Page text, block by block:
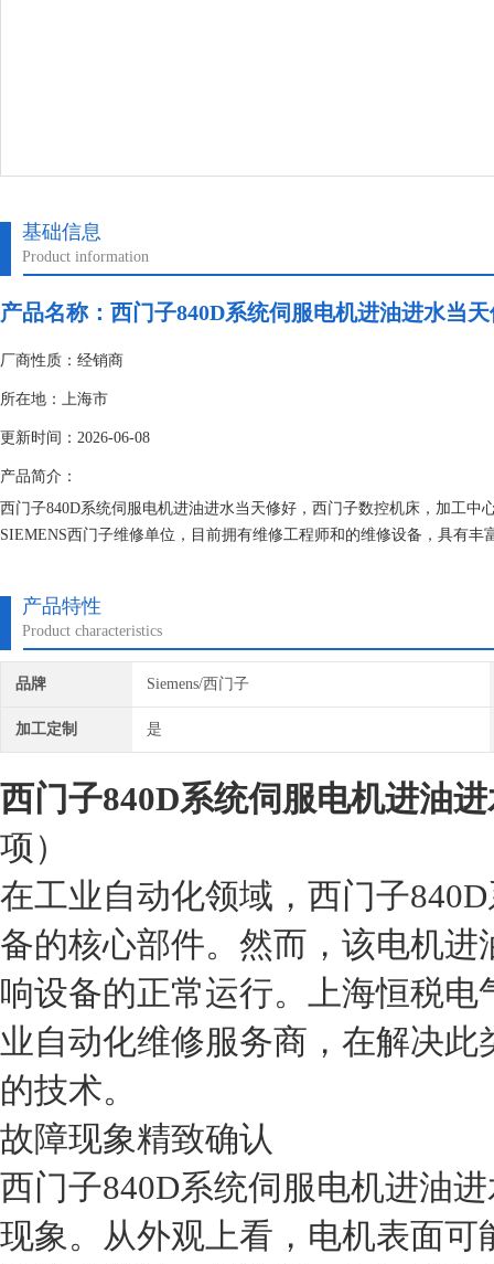
基础信息
Product information
产品名称： 西门子840D系统伺服电机进油进水当
厂商性质：经销商
所在地：上海市
更新时间：2026-06-08
产品简介：
西门子840D系统伺服电机进油进水当天修好，西门子数控机床，加工
SIEMENS西门子维修单位，目前拥有维修工程师和的维修设备，具有
产品特性
Product characteristics
品牌 Siemens/西门子
加工定制 是
西门子840D系统伺服电机进油
项）
在工业自动化领域，西门子
备的核心部件。然而，该电机
响设备的正常运行。上海恒税
业自动化维修服务商，在解决
的技术。
故障现象精致确认
西门子840D系统伺服电机进油
现象。从外观上看，电机表面